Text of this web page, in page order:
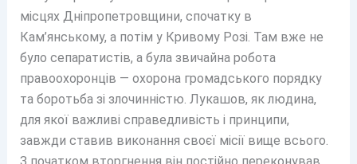
місцях Дніпропетровщини, спочатку в
Кам’янському, а потім у Кривому Розі. Там вже не
було сепаратистів, а була звичайна робота
правоохоронців — охорона громадського порядку
та боротьба зі злочинністю. Лукашов, як людина,
для якої важливі справедливість і принципи,
завжди ставив виконання своєї місії вище всього.
З початком вторгнення він постійно переконував